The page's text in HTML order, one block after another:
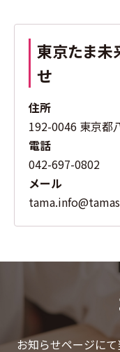
東京たま未
せ
住所
192-0046 東京都
電話
042-697-0802
メール
お知らせページに